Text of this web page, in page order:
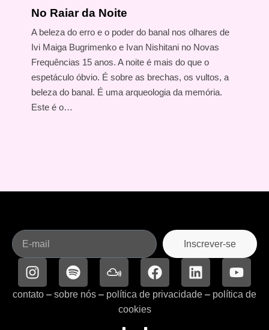
No Raiar da Noite
A beleza do erro e o poder do banal nos olhares de
Ivi Maiga Bugrimenko e Ivan Nishitani no Novas
Frequências 15 anos. A noite é mais do que o
espetáculo óbvio. É sobre as brechas, os vultos, a
beleza do banal. É uma arqueologia da memória.
Este é o…
Inscrever-se
contato – sobre nós – política de privacidade – política de
cookies